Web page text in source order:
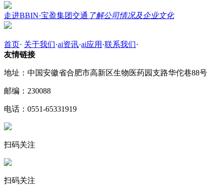
走进BBIN·宝盈集团交通 了解公司情况及企业文化
首页· 关于我们·ai资讯·ai应用 ·联系我们·
友情链接
地址：中国安徽省合肥市高新区生物医药园支路华佗巷88号
邮编：230088
电话：0551-65331919
扫码关注
扫码关注